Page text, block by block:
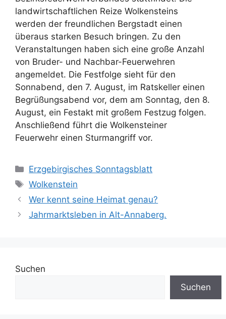
landwirtschaftlichen Reize Wolkensteins
werden der freundlichen Bergstadt einen
überaus starken Besuch bringen. Zu den
Veranstaltungen haben sich eine große Anzahl
von Bruder- und Nachbar-Feuerwehren
angemeldet. Die Festfolge sieht für den
Sonnabend, den 7. August, im Ratskeller einen
Begrüßungsabend vor, dem am Sonntag, den 8.
August, ein Festakt mit großem Festzug folgen.
Anschließend führt die Wolkensteiner
Feuerwehr einen Sturmangriff vor.
Kategorien
Erzgebirgisches Sonntagsblatt
Schlagwörter
Wolkenstein
Wer kennt seine Heimat genau?
Jahrmarktsleben in Alt-Annaberg.
Suchen
Suchen